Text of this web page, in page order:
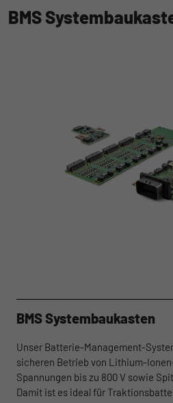
BMS
BMS Systembaukasten
Unser Batterie-Management-
sicheren Betrieb von Lithium-
Spannungen bis zu 800 V sowie
Damit ist es ideal für